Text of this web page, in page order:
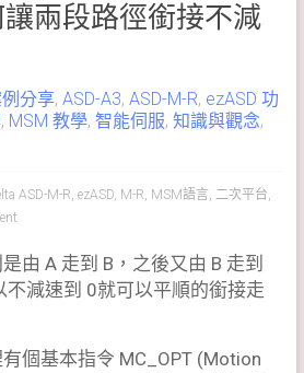
兩段路徑銜接不減
分享, ASD-A3, ASD-M-R, ezASD 功
, MSM 教學, 智能伺服, 知識與觀念,
ASD-M-R, ezASD, M-R, MSM語言, 二次平台,
由 A 走到 B，之後又由 B 走到
不減速到 0就可以平順的銜接走
個基本指令 MC_OPT (Motion